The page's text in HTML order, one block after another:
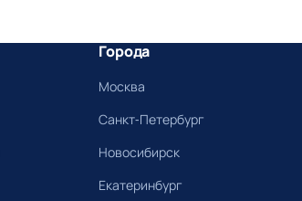
Города
Москва
Санкт-Петербург
Новосибирск
Екатеринбург